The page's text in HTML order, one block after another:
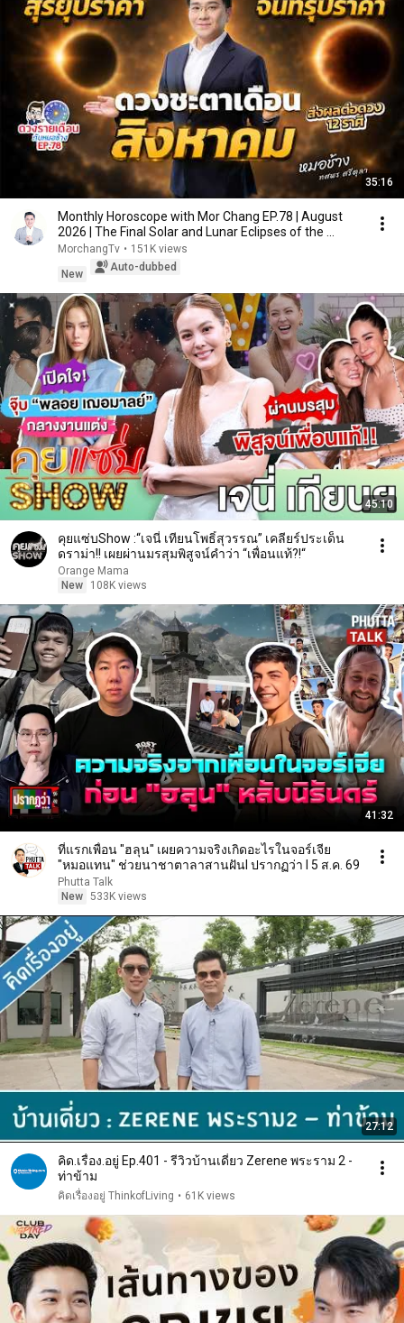
35:16
Monthly Horoscope with Mor Chang EP.78 | August
2026 | The Final Solar and Lunar Eclipses of the ...
MorchangTv • 151K views
New
Auto-dubbed
45:10
คุยแซ่บShow :“เจนี่ เทียนโพธิ์สุวรรณ” เคลียร์ประเด็น
ดราม่า!! เผยผ่านมรสุมพิสูจน์คำว่า “เพื่อนแท้?!“
Orange Mama
New
108K views
41:32
ที่แรกเพื่อน "ฮลุน" เผยความจริงเกิดอะไรในจอร์เจีย
"หมอแทน" ช่วยนาชาตาลาสานฝันl ปรากฏว่า l 5 ส.ค. 69
Phutta Talk
New 533K views
27:12
คิด.เรื่อง.อยู่ Ep.401 - รีวิวบ้านเดี่ยว Zerene พระราม 2 -
ท่าข้าม
คิดเรื่องอยู่ ThinkofLiving • 61K views